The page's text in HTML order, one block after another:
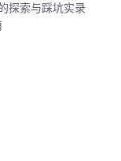
探索与踩坑实录